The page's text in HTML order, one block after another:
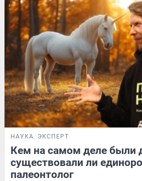
НАУКА ЭКСПЕРТ
Кем на самом деле были
существовали ли
палеонтолог